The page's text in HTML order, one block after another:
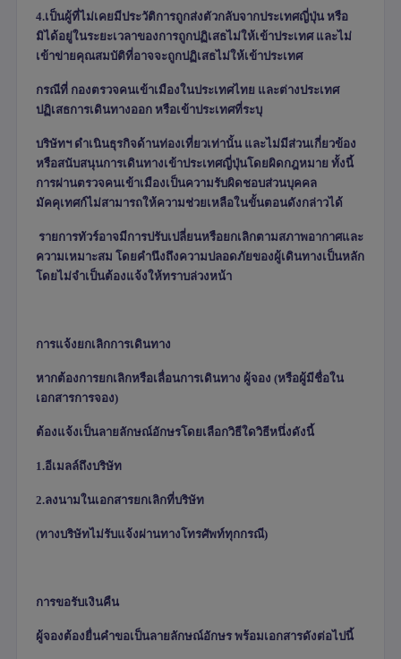
4.เป็นผู้ที่ไม่เคยมีประวัติการถูกส่งตัวกลับจากประเทศญี่ปุ่น หรือ
มิได้อยู่ในระยะเวลาของการถูกปฏิเสธไม่ให้เข้าประเทศ และไม่
เข้าข่ายคุณสมบัติที่อาจจะถูกปฏิเสธไม่ให้เข้าประเทศ
กรณีที่ กองตรวจคนเข้าเมืองในประเทศไทย และต่างประเทศ
ปฏิเสธการเดินทางออก หรือเข้าประเทศที่ระบุ
บริษัทฯ ดำเนินธุรกิจด้านท่องเที่ยวเท่านั้น และไม่มีส่วนเกี่ยวข้อง
หรือสนับสนุนการเดินทางเข้าประเทศญี่ปุ่นโดยผิดกฎหมาย ทั้งนี้
การผ่านตรวจคนเข้าเมืองเป็นความรับผิดชอบส่วนบุคคล
มัคคุเทศก์ไม่สามารถให้ความช่วยเหลือในขั้นตอนดังกล่าวได้
รายการทัวร์อาจมีการปรับเปลี่ยนหรือยกเลิกตามสภาพอากาศและ
ความเหมาะสม โดยคำนึงถึงความปลอดภัยของผู้เดินทางเป็นหลัก
โดยไม่จำเป็นต้องแจ้งให้ทราบล่วงหน้า
การแจ้งยกเลิกการเดินทาง
หากต้องการยกเลิกหรือเลื่อนการเดินทาง ผู้จอง (หรือผู้มีชื่อใน
เอกสารการจอง)
ต้องแจ้งเป็นลายลักษณ์อักษรโดยเลือกวิธีใดวิธีหนึ่งดังนี้
1.อีเมลล์ถึงบริษัท
2.ลงนามในเอกสารยกเลิกที่บริษัท
(ทางบริษัทไม่รับแจ้งผ่านทางโทรศัพท์ทุกกรณี)
การขอรับเงินคืน
ผู้จองต้องยื่นคำขอเป็นลายลักษณ์อักษร พร้อมเอกสารดังต่อไปนี้